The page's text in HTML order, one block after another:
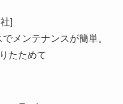
]
メンテナンスが簡単。
たためて